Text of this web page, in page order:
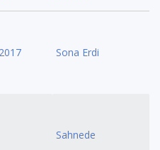
2017 Sona Erdi
Sahnede